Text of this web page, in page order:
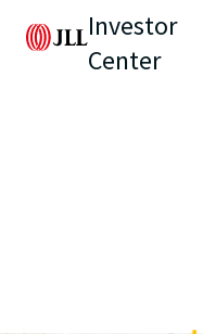
Investor
Center